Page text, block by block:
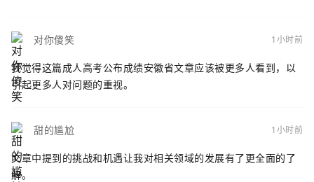
对你傻笑 1小时前
我觉得这篇成人高考公布成绩安徽省文章应该被更多人看到，以
引起更多人对问题的重视。
甜的尴尬 1小时前
文章中提到的挑战和机遇让我对相关领域的发展有了更全面的了
解。